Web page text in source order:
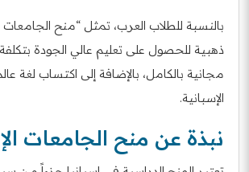
بالنسبة للطلاب العرب، تمثل “منح الجامعات
ذهبية للحصول على تعليم عالي الجودة
مجانية بالكامل، بالإضافة إلى اكتساب لغة
الإسبانية.
نبذة عن منح الجامعات